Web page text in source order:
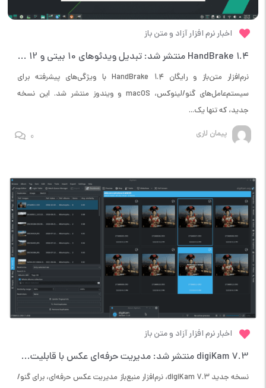
اخبار نرم افزار آزاد و متن باز
HandBrake 1.4 منتشر شد: تبدیل ویدئوهای 10 بیتی و 12 بیتی با پشتیبانی از Apple Silicon M1
نرم‌افزار متن‌باز و رایگان HandBrake 1.4 با ویژگی‌های پیشرفته برای
سیستم‌عامل‌های گنو/لینوکس، macOS و ویندوز منتشر شد. این نسخه
جدید، که تنها یک...
پیمان لاری
0
اخبار نرم افزار آزاد و متن باز
digiKam 7.3 منتشر شد: مدیریت حرفه‌ای عکس با قابلیت‌های جدید و پیشرفته
نسخه جدید digiKam 7.3، نرم‌افزار منبع‌باز مدیریت عکس حرفه‌ای، برای گنو/